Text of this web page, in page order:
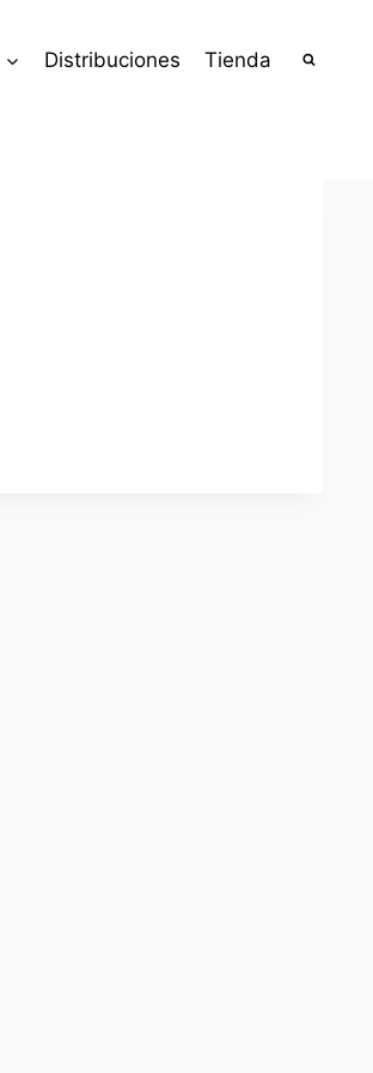
Distribuciones Tienda